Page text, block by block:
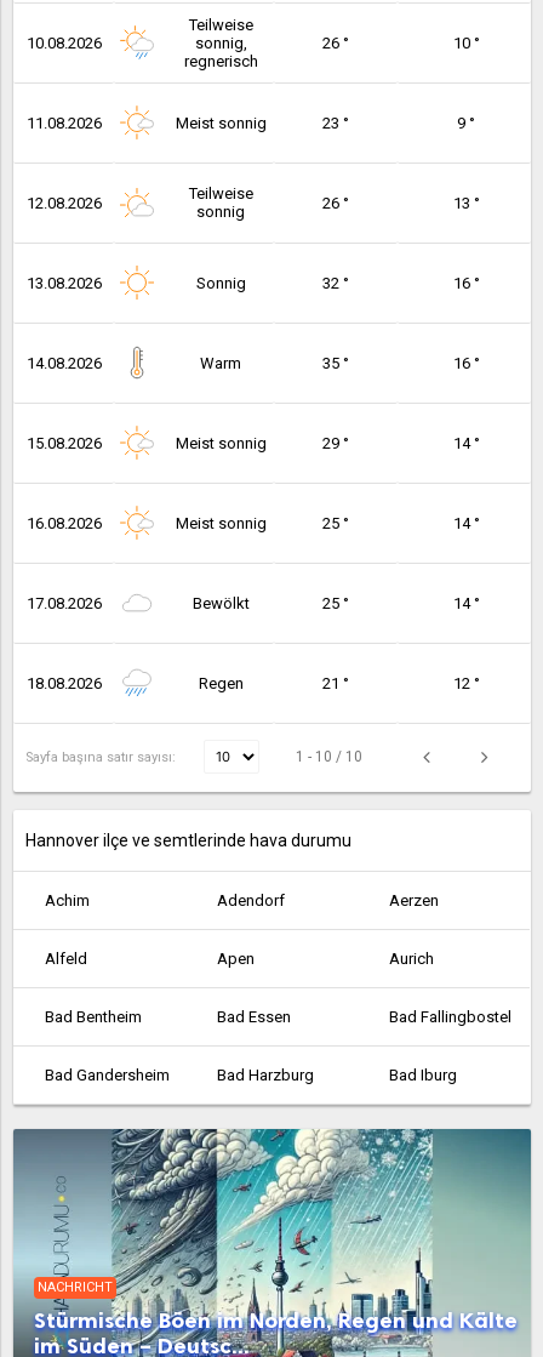
10.08.2026
Teilweise
sonnig,
regnerisch
26 ° 10 °
11.08.2026 Meist sonnig 23 ° 9 °
12.08.2026
Teilweise
sonnig
26 ° 13 °
13.08.2026 Sonnig 32 ° 16 °
14.08.2026 Warm 35 ° 16 °
15.08.2026 Meist sonnig 29 ° 14 °
16.08.2026 Meist sonnig 25 ° 14 °
17.08.2026 Bewölkt 25 ° 14 °
18.08.2026 Regen 21 ° 12 °
Sayfa başına satır sayısı: 1 - 10 / 10
Hannover ilçe ve semtlerinde hava durumu
Achim Adendorf Aerzen
Alfeld Apen Aurich
Bad Bentheim Bad Essen Bad Fallingbostel
Bad Gandersheim Bad Harzburg Bad Iburg
Bad Lauterberg Bad Münder am Deister Bad Nenndorf
Bad Pyrmont Bad Salzdetfurth Bad Zwischenahn
Barsinghausen Barßel Bassum
Belm Bergen Beverstedt
NACHRICHT
Stürmische Böen im Norden, Regen und Kälte
im Süden – Deutsc...